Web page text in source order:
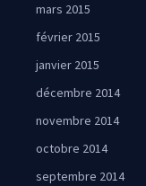
mars 2015
février 2015
janvier 2015
décembre 2014
novembre 2014
octobre 2014
septembre 2014